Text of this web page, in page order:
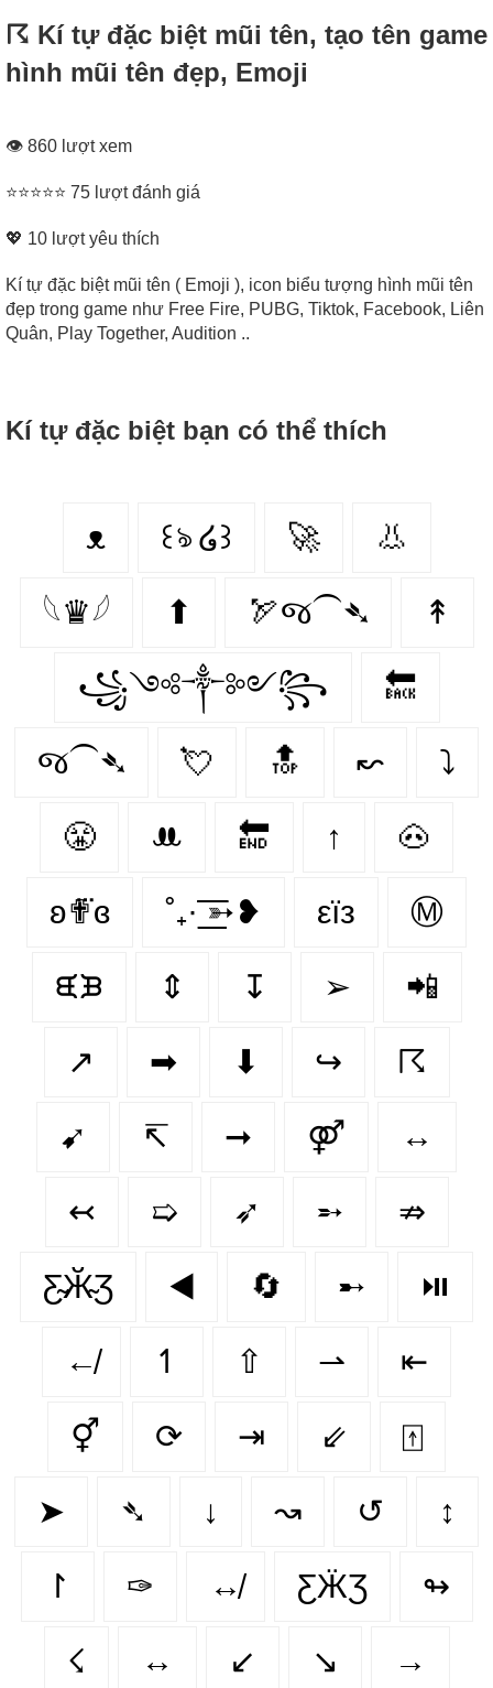
☈ Kí tự đặc biệt mũi tên, tạo tên game
hình mũi tên đẹp, Emoji
👁 860 lượt xem
⭐⭐⭐⭐⭐ 75 lượt đánh giá
💖 10 lượt yêu thích
Kí tự đặc biệt mũi tên ( Emoji ), icon biểu tượng hình mũi tên
đẹp trong game như Free Fire, PUBG, Tiktok, Facebook, Liên
Quân, Play Together, Audition ..
Kí tự đặc biệt bạn có thể thích
ᴥ ꒰ঌ ໒꒱ 🚀 👃
𓆩♛𓆪 ⬆ 🏹જ⁀➴ ↟
꧁༺༒༻꧂ 🔙
જ⁀➴ 💘 🔝 ↜ ⤵
😤 ꔚ 🔚 ↑ 🐽
ʚ✟⃛ɞ ˚₊· ͟͟͞͞➳❥ εїз Ⓜ
ᙙᙖ ⇕ ↧ ➢ 📲
↗️ ➡ ⬇ ↪ ☈
➹ ↸ ➞ ⚤ ↔
↢ ➯ ➶ ➵ ⇏
Ƹ̴Ӂ̴Ʒ ◀️ 🔄 ➸ ⏯️
↚ ↿ ⇧ ⇀ ⇤
⚥ ⟳ ⇥ ⇙ ⍐
➤ ➴ ↓ ↝ ↺ ↕
↾ ✑ ↮ ƸӜƷ ↬
☇ ↔️ ↙ ↘️ →